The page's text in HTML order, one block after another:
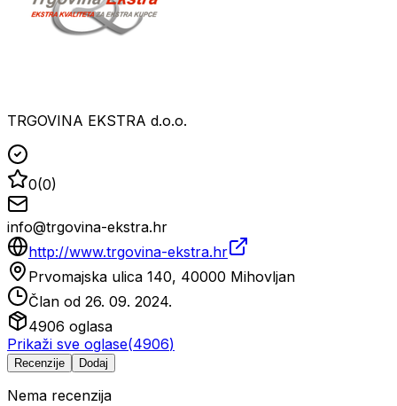
TRGOVINA EKSTRA d.o.o.
0(0)
info@trgovina-ekstra.hr
http://www.trgovina-ekstra.hr
Prvomajska ulica 140, 40000 Mihovljan
Član od 26. 09. 2024.
4906 oglasa
Prikaži sve oglase(4906)
Recenzije Dodaj
Nema recenzija